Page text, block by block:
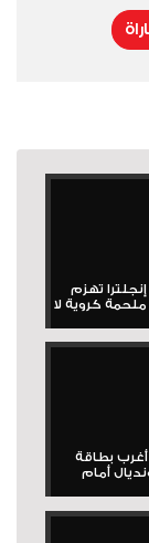
إنجلترا تهزم
6-4 في ملحمة كروية لا
أغرب بطاقة
أمام